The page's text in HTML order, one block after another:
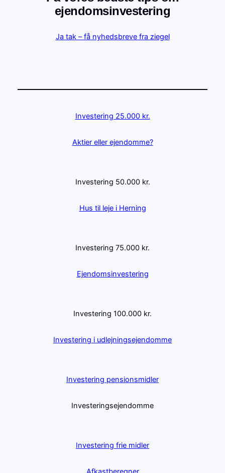
ejendomsinvestering
Ja tak – få nyhedsbreve fra ziegel
Investering 25.000 kr.
Aktier eller ejendomme?
Investering 50.000 kr.
Hus til leje i Herning
Investering 75.000 kr.
Ejendomsinvestering
Investering 100.000 kr.
Investering i udlejningsejendomme
Investering pensionsmidler
Investeringsejendomme
Investering frie midler